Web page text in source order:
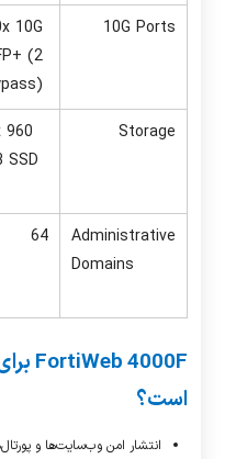
10G Ports
10G
(2
Storage
960
SSD
Administrative
Domains
64
FortiWeb 4000F
است؟
انتشار امن وب‌سایت‌ها و